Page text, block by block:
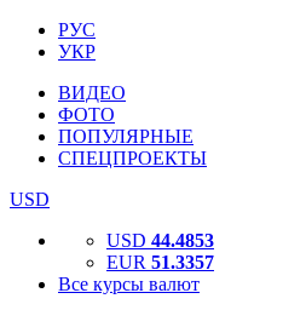
РУС
УКР
ВИДЕО
ФОТО
ПОПУЛЯРНЫЕ
СПЕЦПРОЕКТЫ
USD
USD 44.4853
EUR 51.3357
Все курсы валют